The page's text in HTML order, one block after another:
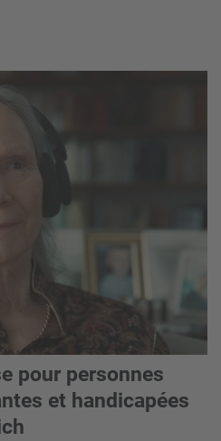
pour personnes
et handicapées